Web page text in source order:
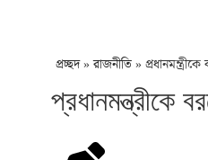
প্রচ্ছদ»রাজনীতি»
প্রধানমন্ত্রীকে